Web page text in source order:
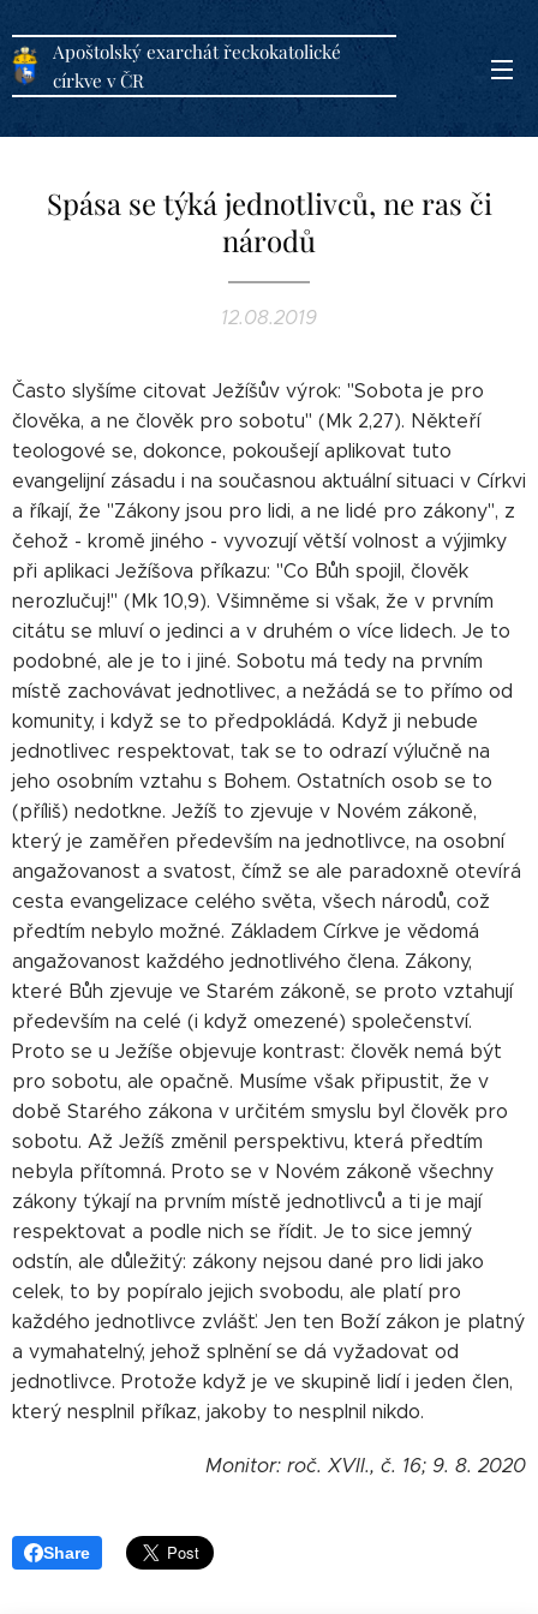
Apoštolský exarchát řeckokatolické
církve v ČR
Spása se týká jednotlivců, ne ras či
národů
12.08.2019
Často slyšíme citovat Ježíšův výrok: "Sobota je pro
člověka, a ne člověk pro sobotu" (Mk 2,27). Někteří
teologové se, dokonce, pokoušejí aplikovat tuto
evangelijní zásadu i na současnou aktuální situaci v Církvi
a říkají, že "Zákony jsou pro lidi, a ne lidé pro zákony", z
čehož - kromě jiného - vyvozují větší volnost a výjimky
při aplikaci Ježíšova příkazu: "Co Bůh spojil, člověk
nerozlučuj!" (Mk 10,9). Všimněme si však, že v prvním
citátu se mluví o jedinci a v druhém o více lidech. Je to
podobné, ale je to i jiné. Sobotu má tedy na prvním
místě zachovávat jednotlivec, a nežádá se to přímo od
komunity, i když se to předpokládá. Když ji nebude
jednotlivec respektovat, tak se to odrazí výlučně na
jeho osobním vztahu s Bohem. Ostatních osob se to
(příliš) nedotkne. Ježíš to zjevuje v Novém zákoně,
který je zaměřen především na jednotlivce, na osobní
angažovanost a svatost, čímž se ale paradoxně otevírá
cesta evangelizace celého světa, všech národů, což
předtím nebylo možné. Základem Církve je vědomá
angažovanost každého jednotlivého člena. Zákony,
které Bůh zjevuje ve Starém zákoně, se proto vztahují
především na celé (i když omezené) společenství.
Proto se u Ježíše objevuje kontrast: člověk nemá být
pro sobotu, ale opačně. Musíme však připustit, že v
době Starého zákona v určitém smyslu byl člověk pro
sobotu. Až Ježíš změnil perspektivu, která předtím
nebyla přítomná. Proto se v Novém zákoně všechny
zákony týkají na prvním místě jednotlivců a ti je mají
respektovat a podle nich se řídit. Je to sice jemný
odstín, ale důležitý: zákony nejsou dané pro lidi jako
celek, to by popíralo jejich svobodu, ale platí pro
každého jednotlivce zvlášť. Jen ten Boží zákon je platný
a vymahatelný, jehož splnění se dá vyžadovat od
jednotlivce. Protože když je ve skupině lidí i jeden člen,
který nesplnil příkaz, jakoby to nesplnil nikdo.
Monitor: roč. XVII., č. 16; 9. 8. 2020
Share